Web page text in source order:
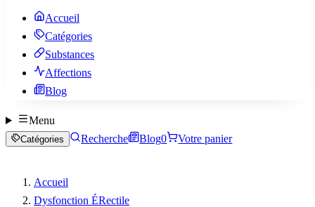
Accueil
Catégories
Substances
Affections
Blog
Menu
Catégories Recherche Blog0 Votre panier
Accueil
Dysfonction ÉRectile